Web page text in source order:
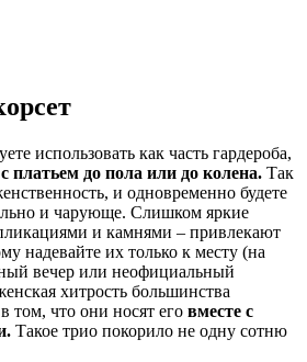
использовать как часть гардероба,
с платьем до пола или до колена. Так
и одновременно будете
и чарующе. Слишком яркие
и камнями – привлекают
надевайте их только к месту (на
вечер или неофициальный
хитрость большинства
том, что они носят его вместе с
Такое трио покорило не одну сотню